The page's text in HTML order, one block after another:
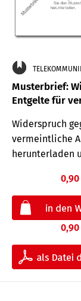
Musterbrief:
Entgelte für
Widerspruch
vermeintliche
herunterladen
0,90
0,90